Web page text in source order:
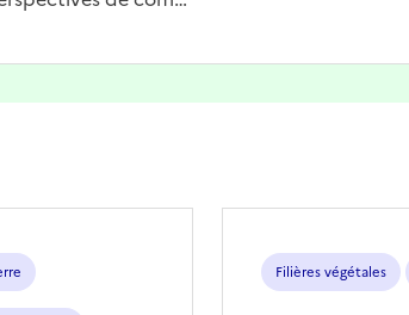
Filières végétales